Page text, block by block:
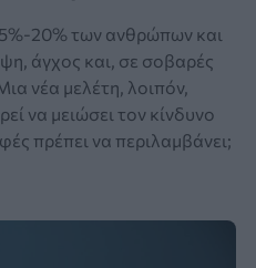
20% των ανθρώπων και
άγχος και, σε σοβαρές
νέα μελέτη, λοιπόν,
να μειώσει τον κίνδυνο
πρέπει να περιλαμβάνει;